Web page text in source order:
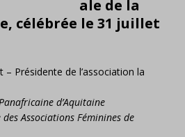
ale de la
célébrée le 31 juillet
– Présidente de l’association la
d’Aquitaine
Associations Féminines de